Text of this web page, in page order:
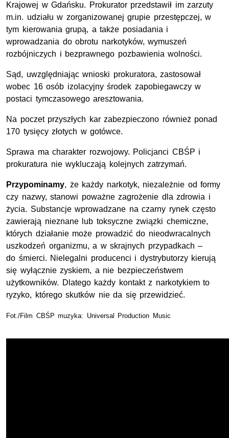
Krajowej w Gdańsku. Prokurator przedstawił im zarzuty
m.in. udziału w zorganizowanej grupie przestępczej, w
tym kierowania grupą, a także posiadania i
wprowadzania do obrotu narkotyków, wymuszeń
rozbójniczych i bezprawnego pozbawienia wolności.
Sąd, uwzględniając wnioski prokuratora, zastosował
wobec 16 osób izolacyjny środek zapobiegawczy w
postaci tymczasowego aresztowania.
Na poczet przyszłych kar zabezpieczono również ponad
170 tysięcy złotych w gotówce.
Sprawa ma charakter rozwojowy. Policjanci CBŚP i
prokuratura nie wykluczają kolejnych zatrzymań.
Przypominamy, że każdy narkotyk, niezależnie od formy
czy nazwy, stanowi poważne zagrożenie dla zdrowia i
życia. Substancje wprowadzane na czarny rynek często
zawierają nieznane lub toksyczne związki chemiczne,
których działanie może prowadzić do nieodwracalnych
uszkodzeń organizmu, a w skrajnych przypadkach –
do śmierci. Nielegalni producenci i dystrybutorzy kierują
się wyłącznie zyskiem, a nie bezpieczeństwem
użytkowników. Dlatego każdy kontakt z narkotykiem to
ryzyko, którego skutków nie da się przewidzieć.
Fot./Film CBŚP muzyka: Universal Production Music